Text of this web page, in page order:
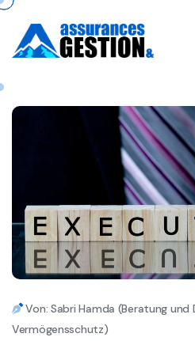
Von: Sabri Hamda (Beratung und
Vermögensschutz)